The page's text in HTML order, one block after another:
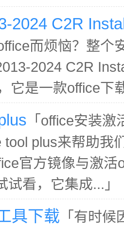
2024 C2R
而烦恼？整个
2024 C2R
它是一款office下
「office安装
tool plus来帮助我
官方镜像与激活
试看，它集成...」
具下载 「有时